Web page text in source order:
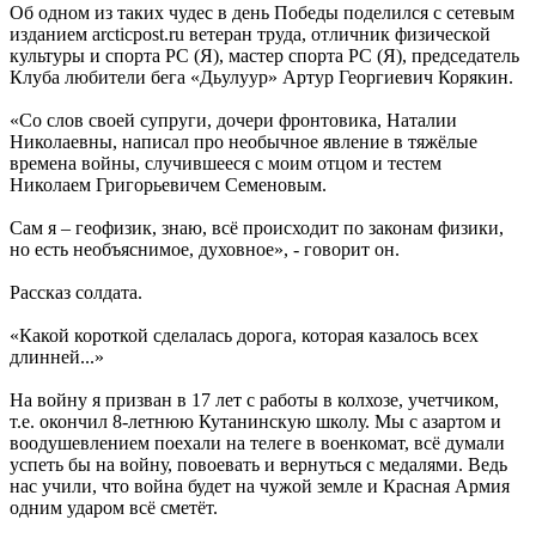
Об одном из таких чудес в день Победы поделился с сетевым
изданием arcticpost.ru ветеран труда, отличник физической
культуры и спорта РС (Я), мастер спорта РС (Я), председатель
Клуба любители бега «Дьулуур» Артур Георгиевич Корякин.
«Со слов своей супруги, дочери фронтовика, Наталии
Николаевны, написал про необычное явление в тяжёлые
времена войны, случившееся с моим отцом и тестем
Николаем Григорьевичем Семеновым.
Сам я – геофизик, знаю, всё происходит по законам физики,
но есть необъяснимое, духовное», - говорит он.
Рассказ солдата.
«Какой короткой сделалась дорога, которая казалось всех
длинней...»
На войну я призван в 17 лет с работы в колхозе, учетчиком,
т.е. окончил 8-летнюю Кутанинскую школу. Мы с азартом и
воодушевлением поехали на телеге в военкомат, всё думали
успеть бы на войну, повоевать и вернуться с медалями. Ведь
нас учили, что война будет на чужой земле и Красная Армия
одним ударом всё сметёт.